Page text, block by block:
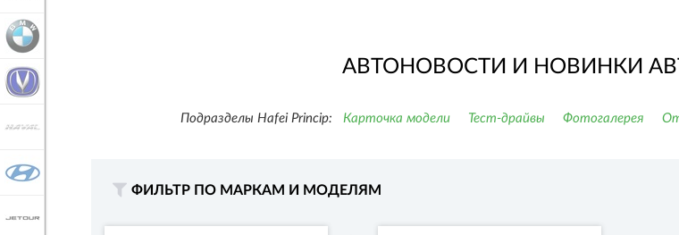
АВТОНОВОСТИ И НОВИНКИ
Подразделы Hafei Princip: Карточка модели Тест-драйвы Фотогалерея
ФИЛЬТР ПО МАРКАМ И МОДЕЛЯМ